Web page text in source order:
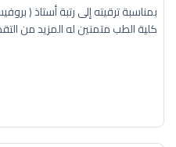
بمناسبة ترقيته إلى رتبة أستاذ (
كلية الطب متمنين له المزيد من